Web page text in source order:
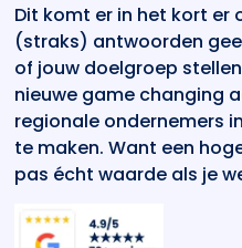
Dit komt er in het kort er
(straks) antwoorden
of jouw doelgroep
nieuwe game changing
regionale ondernemers
te maken. Want een
pas écht waarde als je